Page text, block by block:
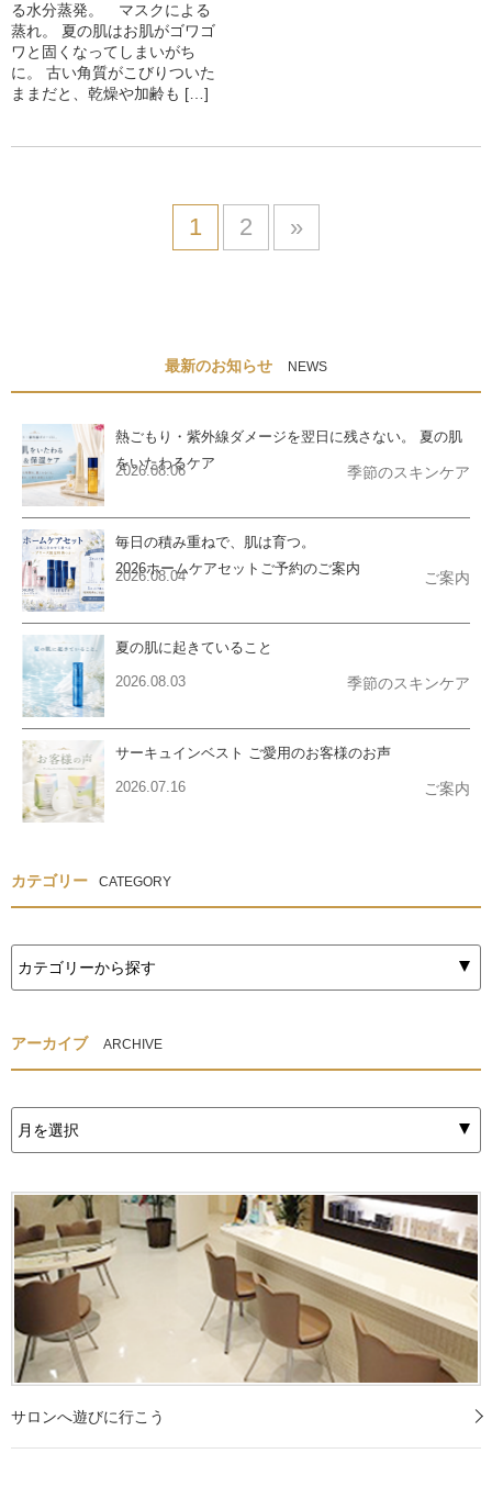
る水分蒸発。 マスクによる
蒸れ。 夏の肌はお肌がゴワゴ
ワと固くなってしまいがち
に。 古い角質がこびりついた
ままだと、乾燥や加齢も […]
1 2 »
最新のお知らせ NEWS
熱ごもり・紫外線ダメージを翌日に残さない。 夏の肌
をいたわるケア
2026.08.06 季節のスキンケア
毎日の積み重ねで、肌は育つ。
2026ホームケアセットご予約のご案内
2026.08.04 ご案内
夏の肌に起きていること
2026.08.03 季節のスキンケア
サーキュインベスト ご愛用のお客様のお声
2026.07.16 ご案内
カテゴリー CATEGORY
アーカイブ ARCHIVE
サロンへ遊びに行こう